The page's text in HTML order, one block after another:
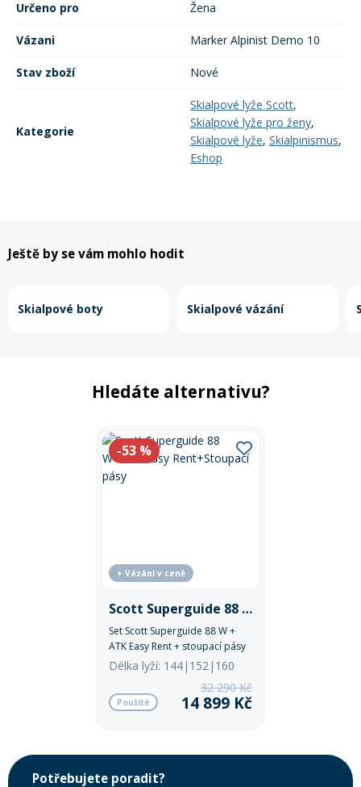
Rukavice na kolo
Určeno pro Žena
Vázani Marker Alpinist Demo 10
Stav zboží Nové
Kategorie
Skialpové lyže Scott,
Skialpové lyže pro ženy,
Skialpové lyže, Skialpinismus,
Eshop
Ještě by se vám mohlo hodit
Skialpové boty Skialpové vázání
Hledáte alternativu?
-53 %
+ Vázání v ceně
Scott Superguide 88 W+ATK Easy Rent+Stoupací pásy
Set Scott Superguide 88 W +
ATK Easy Rent + stoupací pásy
je ideální volbou pro
skialpinistky, které hledají
vyvážený poměr mezi nízkou
hmotností, stabilitou a
Délka lyží: 144|152|160
Použité
32 290 Kč
14 899 Kč
Potřebujete poradit?